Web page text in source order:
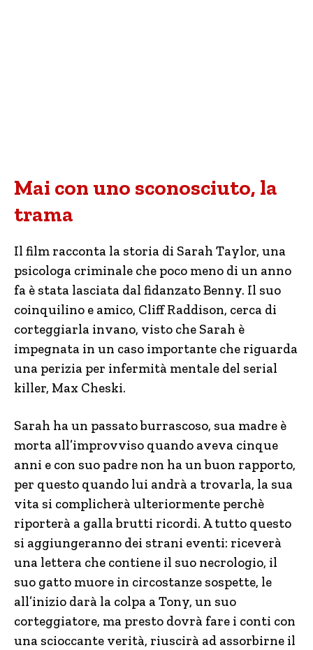
Mai con uno sconosciuto, la
trama
Il film racconta la storia di Sarah Taylor, una
psicologa criminale che poco meno di un anno
fa è stata lasciata dal fidanzato Benny. Il suo
coinquilino e amico, Cliff Raddison, cerca di
corteggiarla invano, visto che Sarah è
impegnata in un caso importante che riguarda
una perizia per infermità mentale del serial
killer, Max Cheski.
Sarah ha un passato burrascoso, sua madre è
morta all’improvviso quando aveva cinque
anni e con suo padre non ha un buon rapporto,
per questo quando lui andrà a trovarla, la sua
vita si complicherà ulteriormente perchè
riporterà a galla brutti ricordi. A tutto questo
si aggiungeranno dei strani eventi: riceverà
una lettera che contiene il suo necrologio, il
suo gatto muore in circostanze sospette, le
all’inizio darà la colpa a Tony, un suo
corteggiatore, ma presto dovrà fare i conti con
una scioccante verità, riuscirà ad assorbirne il